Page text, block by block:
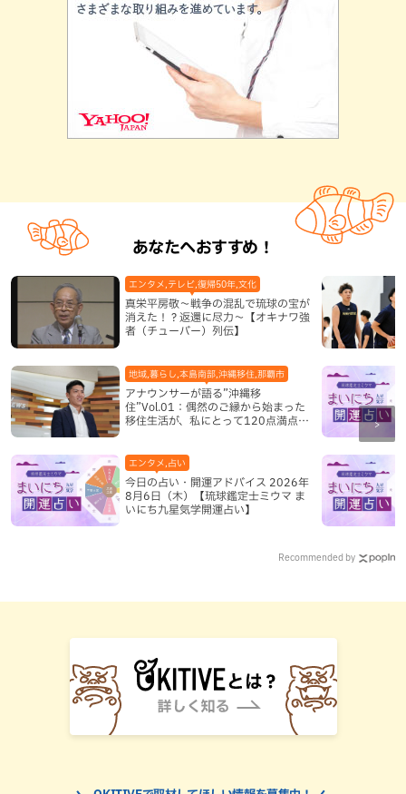
あなたへおすすめ！
真栄平房敬～戦争の混乱で琉球の宝が
消えた！？返還に尽力～【オキナワ強
者（チューバー）列伝】
エンタメ,テレビ,復帰50年,文化
アナウンサーが語る”沖縄移
住”Vol.01：偶然のご縁から始まった
移住生活が、私にとって120点満点に
地域,暮らし,本島南部,沖縄移住,那覇市
今日の占い・開運アドバイス 2026年
8月6日（木）【琉球鑑定士ミウマ ま
いにち九星気学開運占い】
エンタメ,占い
Recommended by